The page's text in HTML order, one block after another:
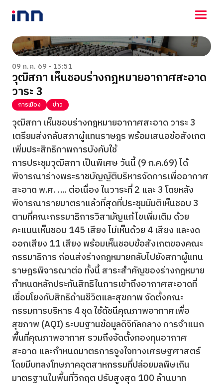
NEWS
ENTERTAINMENT
LIFESTYLE
HOROSCOPE
LOTTERY
VIDEO
ร่วมด้วยช่วยกัน
09 ก.ค. 69 - 15:51
วุฒิสภา เห็นชอบร่างกฎหมายอากาศสะอาด
วาระ 3
การเมือง ข่าว
วุฒิสภา เห็นชอบร่างกฎหมายอากาศสะอาด วาระ 3
เตรียมส่งกลับสภาผู้แทนราษฎร พร้อมเสนอข้อสังเกต
เพิ่มประสิทธิภาพการบังคับใช้
การประชุมวุฒิสภา เป็นพิเศษ วันนี้ (9 ก.ค.69) ได้
พิจารณาร่างพระราชบัญญัติบริหารจัดการเพื่ออากาศ
สะอาด พ.ศ. …. ต่อเนื่อง ในวาระที่ 2 และ 3 โดยหลัง
พิจารณารายมาตราแล้วที่สุดที่ประชุมมีมติเห็นชอบ 3
ตามที่คณะกรรมาธิการวิสามัญแก้ไขเพิ่มเติม ด้วย
คะแนนเห็นชอบ 145 เสียง ไม่เห็นด้วย 4 เสียง และงด
ออกเสียง 11 เสียง พร้อมเห็นชอบข้อสังเกตของคณะ
กรรมาธิการ ก่อนส่งร่างกฎหมายกลับไปยังสภาผู้แทน
ราษฎรพิจารณาต่อ ทั้งนี้ สาระสำคัญของร่างกฎหมาย
กำหนดหลักประกันสิทธิในการเข้าถึงอากาศสะอาดที่
เชื่อมโยงกับสิทธิด้านชีวิตและสุขภาพ จัดตั้งคณะ
กรรมการบริหาร 4 ชุด ใช้ดัชนีคุณภาพอากาศเพื่อ
สุขภาพ (AQI) ระบบฐานข้อมูลดิจิทัลกลาง การจำแนก
พื้นที่คุณภาพอากาศ รวมถึงจัดตั้งกองทุนอากาศ
สะอาด และกำหนดมาตรการจูงใจทางเศรษฐศาสตร์
โดยมีบทลงโทษภาคอุตสาหกรรมที่ปล่อยมลพิษเกิน
มาตรฐานในพื้นที่วิกฤต ปรับสูงสุด 100 ล้านบาท